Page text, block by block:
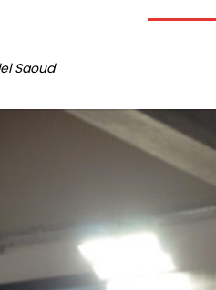
Saoud